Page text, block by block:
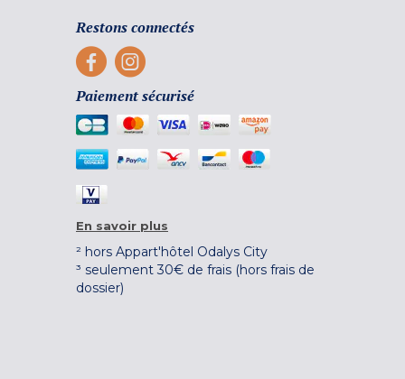
Restons connectés
Paiement sécurisé
En savoir plus
² hors Appart'hôtel Odalys City
³ seulement 30€ de frais (hors frais de
dossier)